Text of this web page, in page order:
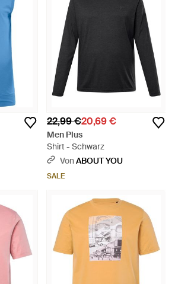
22,99 €20,69 €
Men Plus
Shirt - Schwarz
VonABOUT YOU
SALE